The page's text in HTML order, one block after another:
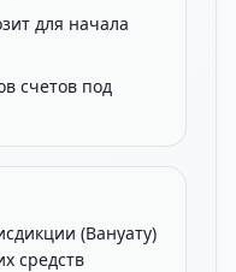
для начала
счетов под
(Вануату)
средств